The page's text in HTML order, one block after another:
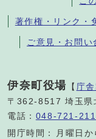
著作権・リンク・
ご意見・お問い
伊奈町役場 【 庁
〒362-8517 埼玉県
電話： 048-721-
開庁時間：
月曜日